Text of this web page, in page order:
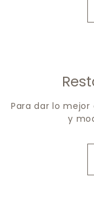
Para dar lo
y